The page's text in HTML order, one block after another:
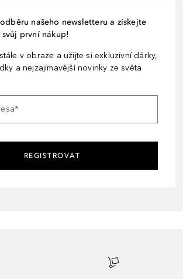
našeho newsletteru a získejte
svůj první nákup!
v obraze a užijte si exkluzivní dárky,
a nejzajímavější novinky ze světa
*
REGISTROVAT